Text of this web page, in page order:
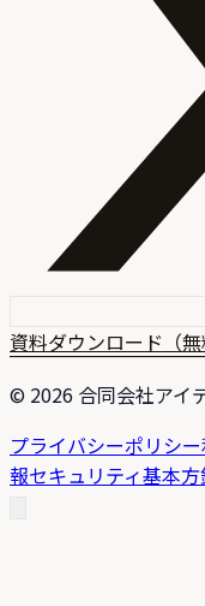
資料ダウンロード（無
© 2026 合同会社アイ
プライバシーポリシー
報セキュリティ基本